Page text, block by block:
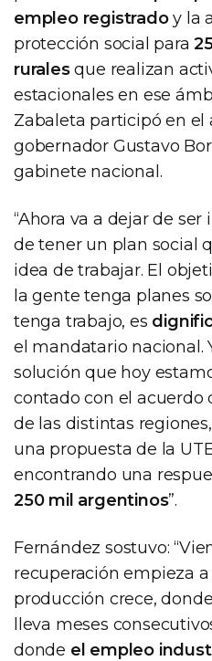
empleo registradoy la
protección social para
ruralesque realizan
estacionales en ese
Zabaleta participó en el
gobernador Gustavo
gabinete nacional.
“Ahora va a dejar de
de tener un plan social
idea de trabajar. El
la gente tenga planes
tenga trabajo, es
el mandatario nacional.
solución que hoy
contado con el acuerdo
de las distintas
una propuesta de la
encontrando una
250 mil argentinos”.
Fernández sostuvo:
recuperación empieza
producción crece,
lleva meses
donde el empleo